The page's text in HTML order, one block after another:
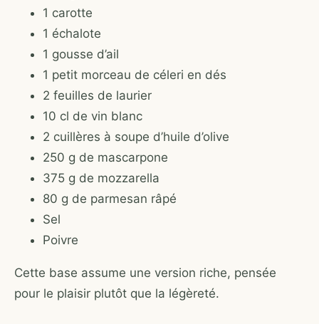
1 carotte
1 échalote
1 gousse d’ail
1 petit morceau de céleri en dés
2 feuilles de laurier
10 cl de vin blanc
2 cuillères à soupe d’huile d’olive
250 g de mascarpone
375 g de mozzarella
80 g de parmesan râpé
Sel
Poivre
Cette base assume une version riche, pensée
pour le plaisir plutôt que la légèreté.